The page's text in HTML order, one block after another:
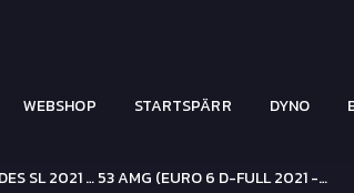
WEBSHOP STARTSPÄRR DYNO
SL 2021 … 53 AMG (EURO 6 D-FULL 2021 -…